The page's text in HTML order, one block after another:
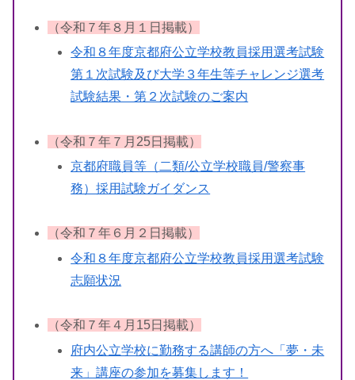
（令和７年８月１日掲載）
令和８年度京都府公立学校教員採用選考試験
第１次試験及び大学３年生等チャレンジ選考
試験結果・第２次試験のご案内
（令和７年７月25日掲載）
京都府職員等（二類/公立学校職員/警察事
務）採用試験ガイダンス
（令和７年６月２日掲載）
令和８年度京都府公立学校教員採用選考試験
志願状況
（令和７年４月15日掲載）
府内公立学校に勤務する講師の方へ「夢・未
来」講座の参加を募集します！